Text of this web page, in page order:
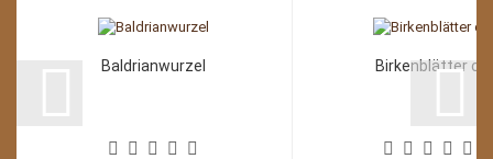
Baldrianwurzel Birkenblätter c.